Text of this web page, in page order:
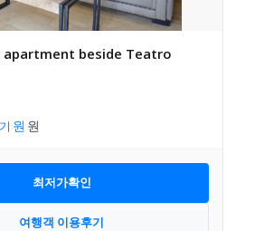
apartment beside Teatro
최저가확인
여행객 이용후기